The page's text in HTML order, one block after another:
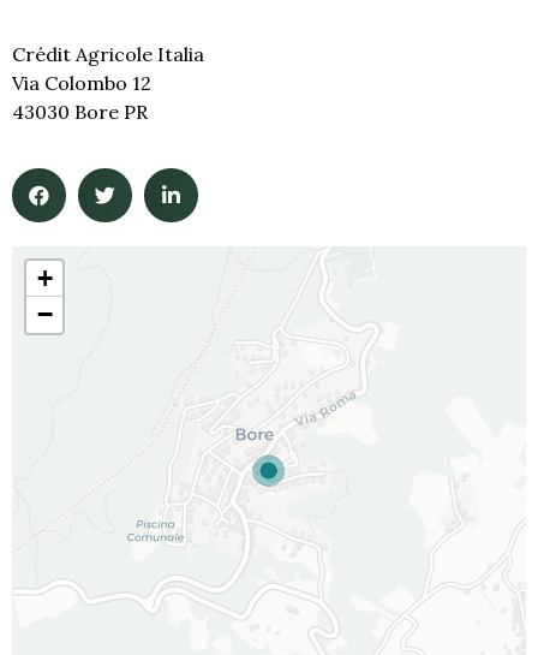
Crédit Agricole Italia
Via Colombo 12
43030 Bore PR
+
−